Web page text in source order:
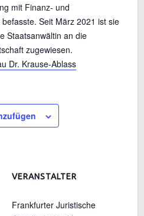
mit Finanz- und
Seit März 2021 ist sie
Staatsanwältin an die
zugewiesen.
Dr. Krause-Ablass
VERANSTALTER
Frankfurter Juristische